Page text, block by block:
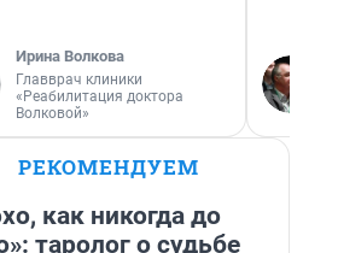
Ирина Волкова
Главврач клиники
«Реабилитация доктора
Волковой»
РЕКОМЕНДУЕМ
как никогда до
таролог о судьбе